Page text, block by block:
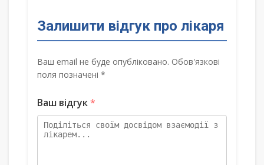
Залишити відгук про лікаря
Ваш email не буде опубліковано. Обов'язкові
поля позначені *
Ваш відгук*